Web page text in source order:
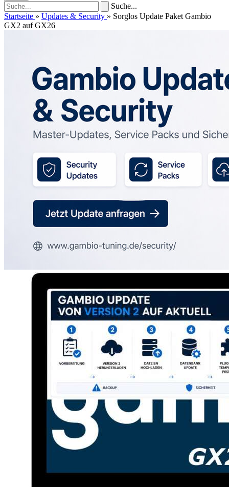
Suche...
Startseite » Updates & Security » Sorglos Update Paket Gambio
GX2 auf GX26